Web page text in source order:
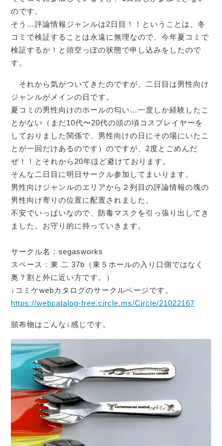
のです。
そう…評論情報ジャンルは2日目！！ということは、冬
コミで検証することは永遠に無理なので、今年夏コミで
検証するか！と頭空っぽの状態で申し込みをしたので
す。
それから気がついてきたのですが、二日目は男性向け
ジャンルがメインの日です。
夏コミの男性向けのホールの匂い…一度しか経験したこ
とがない（まだ10代〜20代の頭の頃コスプレイヤーを
しておりました関係で、男性向けの日にその場にいたこ
とが一回だけあるのです）のですが、2度とごめんだ
ぜ！！とそれから20年ほど避けております。
そんな二日目に明日サークル参加してまいります。
男性向けジャンルのエリアから２列目の評論情報の塊の
男性向け寄りの位置に配置されました。
不安でいっぱいなので、防毒マスクを引っ張り出してき
ました。お守り的に持っていきます。
サークル名：segasworks
スペース：東 二 37b（東５ホールの入り口側ではなく
奥？割と外に近い方です。）
↓コミケwebカタログのサークルページです。
https://webcatalog-free.circle.ms/Circle/21022167
頒布物はこんな↓感じです。